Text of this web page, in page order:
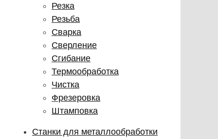
Резка
Резьба
Сварка
Сверление
Сгибание
Термообработка
Чистка
Фрезеровка
Штамповка
Станки для металлообработки